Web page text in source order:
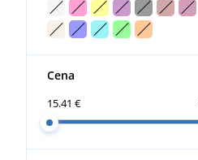
Cena
15.41 €